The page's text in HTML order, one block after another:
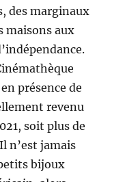
des marginaux
maisons aux
présence de
revenu
soit plus de
n’est jamais
bijoux